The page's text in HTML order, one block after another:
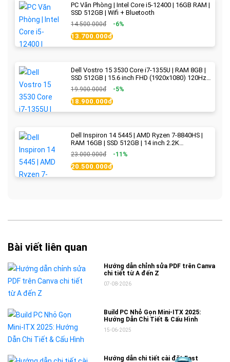
PC Văn Phòng | Intel Core i5-12400 | 16GB RAM |
SSD 512GB | Wifi + Bluetooth
14.500.000đ -6%
13.700.000đ
Dell Vostro 15 3530 Core i7-1355U | RAM 8GB |
SSD 512GB | 15.6 inch FHD (1920x1080) 120Hz
WVA | Black | New Fullbox
19.900.000đ -5%
18.900.000đ
Dell Inspiron 14 5445 | AMD Ryzen 7-8840HS |
RAM 16GB | SSD 512GB | 14 inch 2.2K
(2240x1400) IPS 300nits | Ice Blue - New Fullbox
23.000.000đ -11%
20.500.000đ
Bài viết liên quan
Hướng dẫn chỉnh sửa PDF trên Canva
chi tiết từ A đến Z
07-08-2026
Build PC Nhỏ Gọn Mini-ITX 2025:
Hướng Dẫn Chi Tiết & Cấu Hình
15-06-2025
Hướng dẫn chi tiết cài đặt Fast